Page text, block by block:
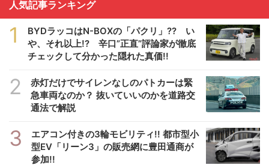
人気記事ランキング
1
BYDラッコはN-BOXの「パクリ」?? い
や、それ以上!? 辛口”正直”評論家が徹底
チェックして分かった隠れた真価!!
2
赤灯だけでサイレンなしのパトカーは緊
急車両なのか？ 抜いていいのかを道路交
通法で解説
3
エアコン付きの3輪モビリティ!! 都市型小
型EV「リーン3」の販売網に豊田通商が
参加!!